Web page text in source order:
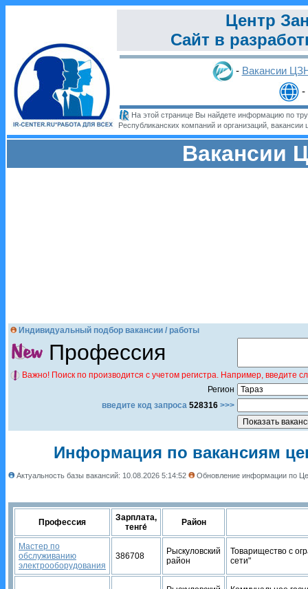
Центр
Сайт в
- Вакансии
-
На этой странице Вы найдете информацию по
Республиканских компаний и организаций,
Вакансии
Индивидуальный подбор вакансии / работы
Профессия
Важно! Поиск по производится с учетом регистра. Например,
Регион
введите код запроса 528316 >>>
Информация по вакансиям
Актуальность базы вакансий: 10.08.2026 5:14:52 Обновление информации по
Профессия
Зарплата,
тенге́
Район
Мастер по
обслуживанию
электрооборудования
386708
Рыскуловский
район
Товарищество с
сети"